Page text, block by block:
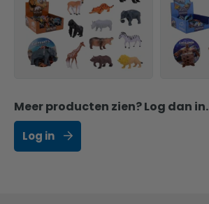
Meer producten zien? Log dan in.
Log in